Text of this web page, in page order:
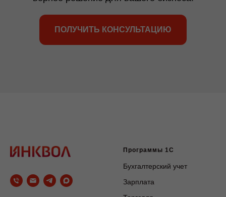
ПОЛУЧИТЬ КОНСУЛЬТАЦИЮ
Программы 1С
Бухгалтерский учет
Зарплата